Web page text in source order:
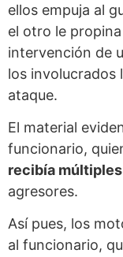
ellos empuja al
el otro le
intervención de
los involucrados
ataque.
El material
funcionario,
recibía
agresores.
Así pues, los
al funcionario,